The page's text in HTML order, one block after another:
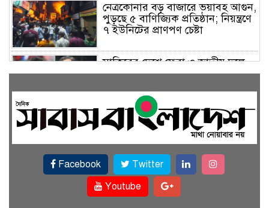
নেত্রকোনার বড় বাজারে ভয়াবহ আগুন,
পুড়ছে ৫ বাণিজ্যিক প্রতিষ্ঠান; নিয়ন্ত্রণে
৭ ইউনিটের প্রাণপণ চেষ্টা
সাকিবের দেশে ফেরা ও জাতীয় দলে
ফেরার সম্ভাবনা নেই, ইঙ্গিত ক্রীড়া
ফেসবুকে যুক্ত হলো বিকাশ, সহজ
হলো ডিজিটাল পেমেন্ট
বৃষ্টি উপেক্ষা করে ‘জুলাই গণঅভ্যুত্থান
স্মৃতি জাদুঘরে’ দর্শনার্থীদের ঢল
Facebook
Twitter
Youtube